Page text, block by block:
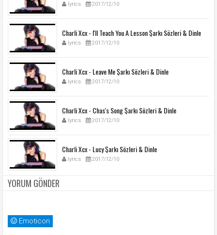
lyrics 2017/12/10
Charli Xcx - I'll Teach You A Lesson Şarkı Sözleri & Dinle
lyrics 2017/12/10
Charli Xcx - Leave Me Şarkı Sözleri & Dinle
lyrics 2017/12/10
Charli Xcx - Chas's Song Şarkı Sözleri & Dinle
lyrics 2017/12/10
Charli Xcx - Lucy Şarkı Sözleri & Dinle
lyrics 2017/12/10
YORUM GÖNDER
Emoticon